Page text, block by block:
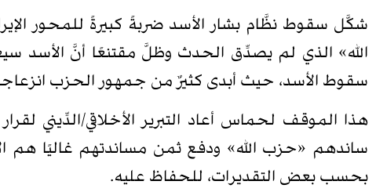
شكَّل سقوط نظَّام بشار الأسد ضربةً كبيرةً للمحور
الله» الذي لم يصدِّق الحدث وظلَّ مقتنعًا أنَّ الأسد
سقوط الأسد، حيث أبدى كثيرٌ من جمهور الحزب
هذا الموقف لحماس أعاد التبرير الأخلاقي/الدِّيني
بحسب بعض التقديرات، للحفاظ عليه.